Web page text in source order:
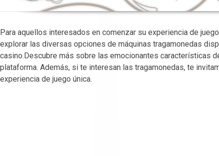
Para aquellos interesados en comenzar su experiencia de
explorar las diversas opciones de máquinas tragamonedas
casino.Descubre más sobre las emocionantes características
plataforma. Además, si te interesan las tragamonedas, te
experiencia de juego única.